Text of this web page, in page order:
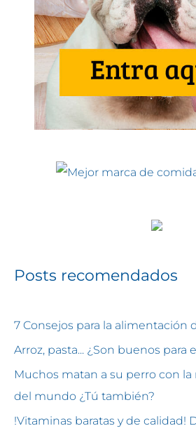
Posts recomendados
7 Consejos para la alimentación
Arroz, pasta... ¿Son buenos para
Muchos matan a su perro con
del mundo ¿Tú también?
!Vitaminas baratas y de calidad!